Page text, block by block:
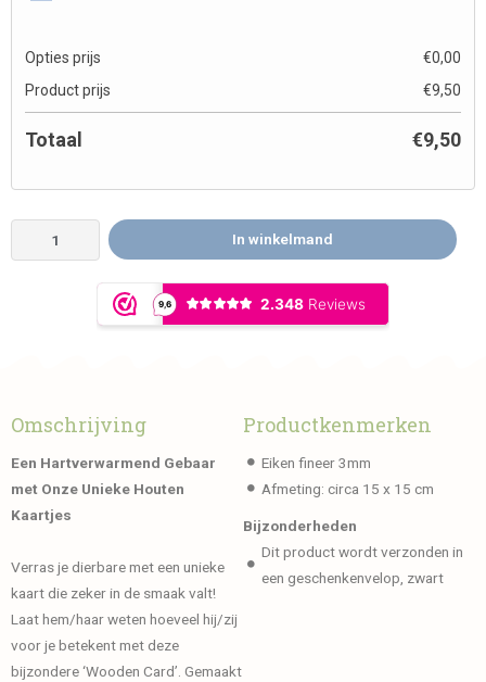
Opties prijs €0,00
Product prijs
€9,50
Totaal €9,50
In winkelmand
Omschrijving
Een Hartverwarmend Gebaar
met Onze Unieke Houten
Kaartjes
Verras je dierbare met een unieke
kaart die zeker in de smaak valt!
Laat hem/haar weten hoeveel hij/zij
voor je betekent met deze
bijzondere ‘Wooden Card’. Gemaakt
Productkenmerken
Eiken fineer 3mm
Afmeting: circa 15 x 15 cm
Bijzonderheden
Dit product wordt verzonden in
een geschenkenvelop, zwart